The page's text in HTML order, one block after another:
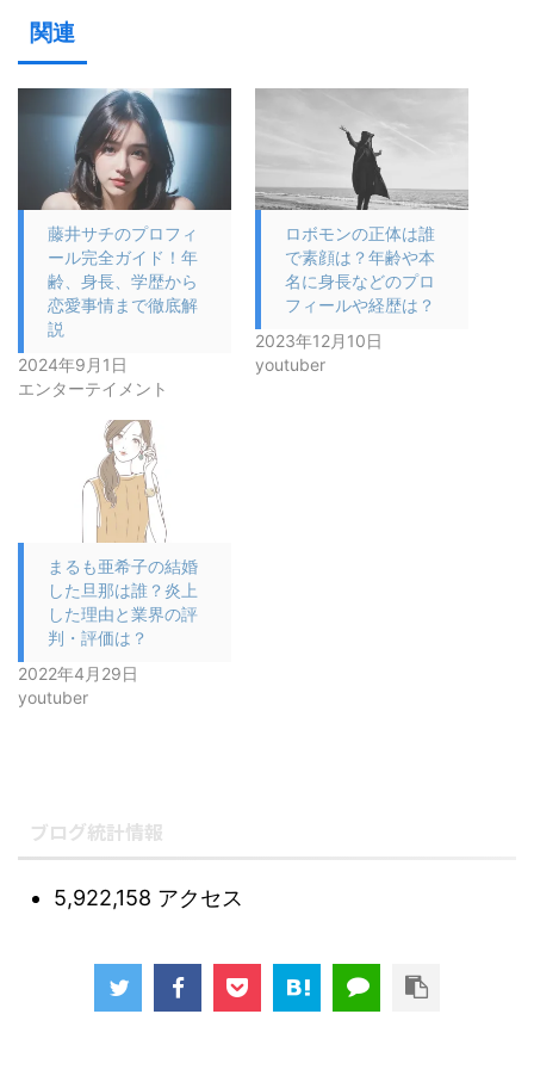
関連
藤井サチのプロフィ
ール完全ガイド！年
齢、身長、学歴から
恋愛事情まで徹底解
説
2024年9月1日
エンターテイメント
ロボモンの正体は誰
で素顔は？年齢や本
名に身長などのプロ
フィールや経歴は？
2023年12月10日
youtuber
まるも亜希子の結婚
した旦那は誰？炎上
した理由と業界の評
判・評価は？
2022年4月29日
youtuber
ブログ統計情報
5,922,158 アクセス